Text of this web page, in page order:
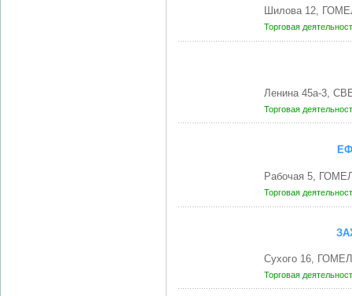
Шилова 12,
Торговая
Ленина 45а-3,
Торговая
Рабочая 5,
Торговая
Сухого 16,
Торговая